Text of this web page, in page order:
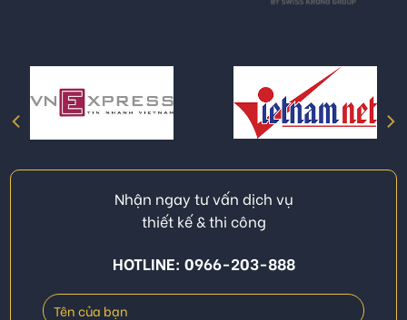
Nhận ngay tư vấn dịch vụ
thiết kế & thi công
HOTLINE: 0966-203-888